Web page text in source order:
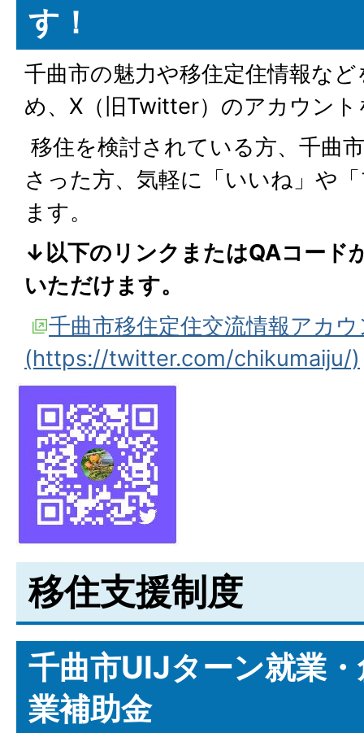
す！
千曲市の魅力や移住定住情報な
め、X（旧Twitter）のアカウン
移住を検討されている方、千曲
さった方、気軽に「いいね」や
ます。
↓以下のリンクまたはQAコード
いただけます。
千曲市移住定住交流情報アカ
(https://twitter.com/chikumaiju/)
移住支援制度
千曲市UIJターン就業
業補助金